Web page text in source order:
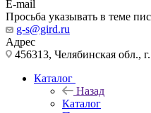
E-mail
Просьба указывать в теме
g-s@gird.ru
Адрес
456313, Челябинская обл.,
Каталог
Назад
Каталог